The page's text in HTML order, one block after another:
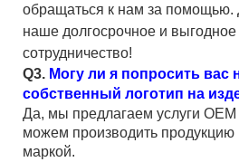
обращаться к нам за помощью.
наше долгосрочное и
сотрудничество!
Q3. Могу ли я попросить вас
собственный логотип на
Да, мы предлагаем услуги
можем производить продукцию
маркой.